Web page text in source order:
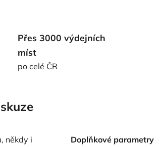
Přes 3000 výdejních
míst
po celé ČR
někdy i
Doplňkové parametry